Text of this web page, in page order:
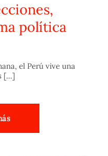
política
el Perú vive una
[...]